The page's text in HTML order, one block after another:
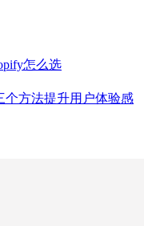
怎么选
个方法提升用户体验感